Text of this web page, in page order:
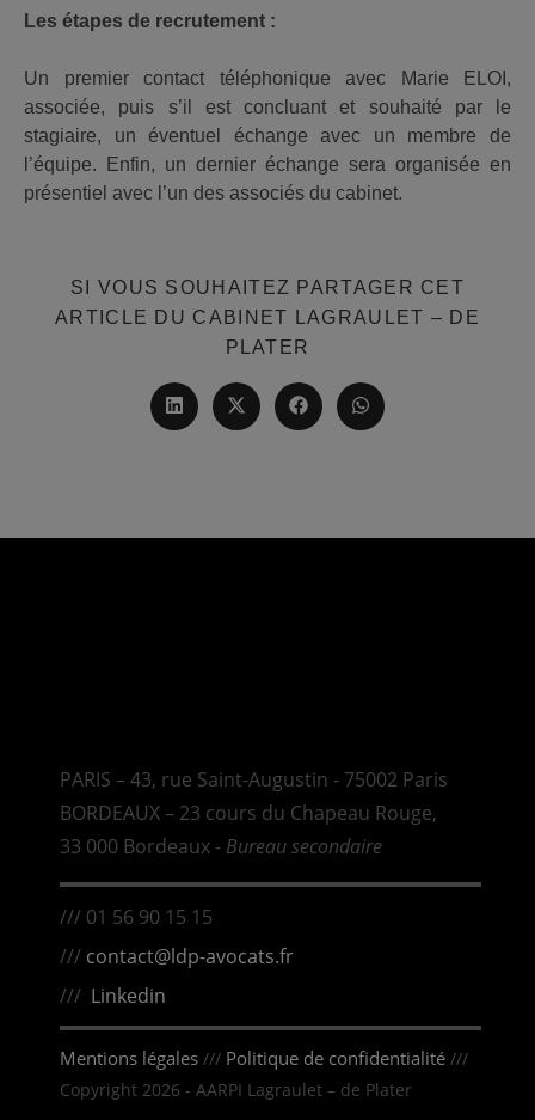
Les étapes de recrutement :
Un premier contact téléphonique avec Marie ELOI,
associée, puis s’il est concluant et souhaité par le
stagiaire, un éventuel échange avec un membre de
l’équipe. Enfin, un dernier échange sera organisée en
présentiel avec l’un des associés du cabinet.
SI VOUS SOUHAITEZ PARTAGER CET
ARTICLE DU CABINET LAGRAULET – DE
PLATER
CONTENU
Ouvrir
dans
Ouvrir
dans
Ouvrir
dans
Ouvrir
dans
PARIS – 43, rue Saint-Augustin ‑ 75002 Paris
BORDEAUX – 23 cours du Chapeau Rouge,
33 000 Bordeaux - Bureau secondaire
/// 01 56 90 15 15
/// contact@ldp-avocats.fr
/// Linkedin
Mentions légales/// Politique de confidentialité///
Copyright 2026 - AARPI Lagraulet – de Plater